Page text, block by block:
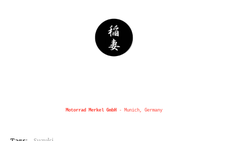
Motorrad Merkel GmbH - Munich, Germany